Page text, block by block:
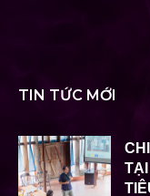
TIN TỨC MỚI